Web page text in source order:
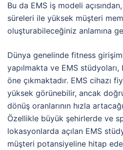
Bu da EMS iş modeli
süreleri ile yüksek müşteri
oluşturabileceğiniz anlamına
Dünya genelinde fitness
yapılmakta ve EMS stüdyoları,
öne çıkmaktadır. EMS cihazı
yüksek görünebilir, ancak
dönüş oranlarının hızla
Özellikle büyük şehirlerde ve
lokasyonlarda açılan EMS
müşteri potansiyeline hitap